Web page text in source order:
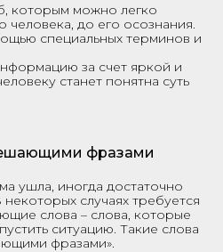
которым можно легко
до его осознания.
специальных терминов и
за счет яркой и
станет понятна суть
фразами
ушла, иногда достаточно
случаях требуется
слова – слова, которые
ситуацию. Такие слова
фразами».